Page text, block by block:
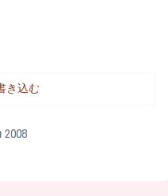
き込む
2008